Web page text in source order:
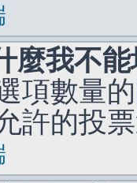
麼我不
項數量
許的投